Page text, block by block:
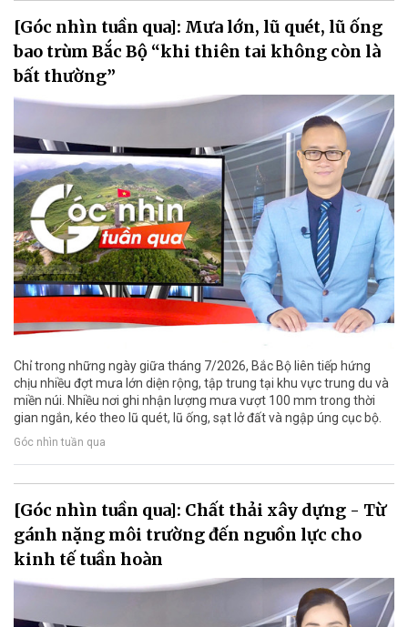
[Góc nhìn tuần qua]: Mưa lớn, lũ quét, lũ ống
bao trùm Bắc Bộ “khi thiên tai không còn là
bất thường”
Chỉ trong những ngày giữa tháng 7/2026, Bắc Bộ liên tiếp hứng
chịu nhiều đợt mưa lớn diện rộng, tập trung tại khu vực trung du và
miền núi. Nhiều nơi ghi nhận lượng mưa vượt 100 mm trong thời
gian ngắn, kéo theo lũ quét, lũ ống, sạt lở đất và ngập úng cục bộ.
Góc nhìn tuần qua
[Góc nhìn tuần qua]: Chất thải xây dựng - Từ
gánh nặng môi trường đến nguồn lực cho
kinh tế tuần hoàn